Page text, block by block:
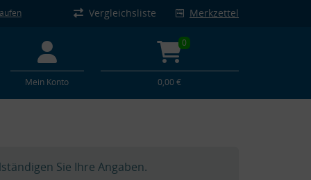
Vergleichsliste Merkzettel
Mein Konto
0
0,00 €
Sie Ihre Angaben.